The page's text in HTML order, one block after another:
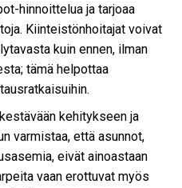
hinnoittelua ja tarjoaa
Kiinteistönhoitajat voivat
kuin ennen, ilman
tämä helpottaa
kehitykseen ja
varmistaa, että asunnot,
eivät ainoastaan
vaan erottuvat myös